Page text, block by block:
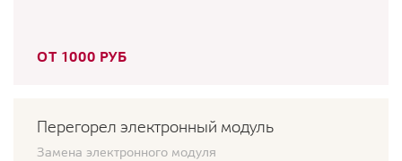
ОТ 1000 РУБ
Перегорел электронный модуль
Замена электронного модуля